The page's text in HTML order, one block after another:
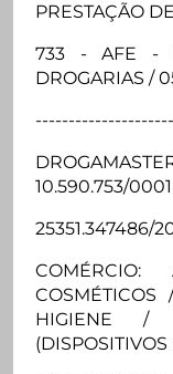
PRESTAÇÃO
733 - AFE -
DROGARIAS /
10.590.753/
25351.347486/
COMÉRCIO:
HIGIENE /